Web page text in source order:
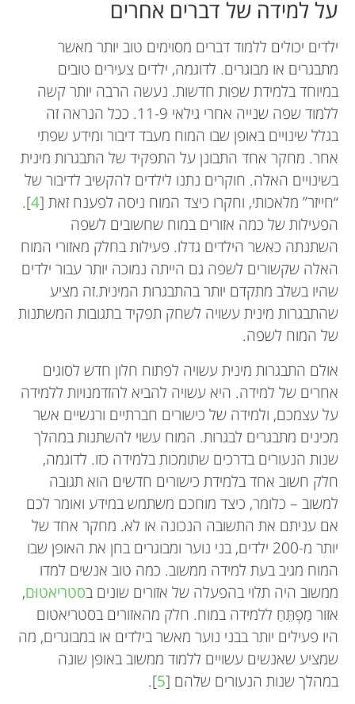
Marjolein E. A. Barendse
אני חוקרת פוסט-דוקטורנטית בתחום מדעי המוח
החברתיים-ההתפתחותיים באוניברסיטת אורגון. לפני
שהתחלתי לעבוד באורגון, למדתי בהולנד ובאוסטרליה.
אני מרותקת מהאופן שבו המוח עובד, וכיצד התבגרות
מינית עובדת, וכל הדברים שמשפיעים על התפתחות
המוח אצל ילדים ונערים. בזמני הפנוי אני אוהבת
לטפס על סלעים ולטייל למקומות שאף פעם לא הייתי
בהם קודם. *barendse@uoregon.edu
Theresa W. Cheng
אני לומדת פסיכולוגיה ומדעי המוח במדינת אורגון
היפה. בעבודתי, אני מפענחת כיצד התבגרות מינית,
סטרס וחוויות חברתיות משנות את מוחם של מתבגרים.
בעבר הייתי מורה למדעים בחטיבת ביניים ובבית ספר
תיכון, ואחד החלקים הטובים ביותר בעבודה שלי היה
לדבר עם אנשים על מדע. כשאיני חוקרת אני אוהבת
לבשל, לרקוד ולטפס. עבור פרויקט המדעים שלי
בכיתה ח ניסיתי להראות כי המזון שהוגש בקפיטריה
שלנו לא היה חוקי – במילים אחרות, לא היה מספיק
מזין ביחס לחוקים הפדרליים!
Jennifer H. Pfeifer
אני חוקרת כיצד השינויים המרכזיים שמתבגרים חווים
במוח, בגוף ובעולמות החברתיים שלהם קשורים
לרווחתם. אני מתמקדת בזמנים שבהם הרבה שינויים
מתרחשים בבת אחת – כמו כאשר אתם מתחילים את
ההתבגרות המינית והולכים לחטיבת הביניים, או כאשר
אתם מסיימים תיכון ומתחילים אוניברסיטה או עבודה.
מעברי המפתח האלה יכולים להיות קשים, אולם הם
הזדמנויוית מצוינות להוביל אנשים צעירים לנתיבים
חיוביים. אני אוהבת לנגן על פסנתר או לחפש אבני חן
בחוף.
Benjamin
גיל: 11
הנושאים האהובים עליי בבית הספר הם מתמטיקה
ואנגלית מאחר שאני אוהב ללמוד מידע חדש ולהיות
מאותגר. הפעילות החוץ-לימודית שאני הכי נהנה
ממנה היא כדור-מים מאחר שאני אוהב לעבוד בקבוצה,
וכך הכרתי הרבה חברים חדשים. מאז שראיתי תא מוח
חי יוֹרֶה באוקספורד, אני עובד לקראת מטרתי להיות
רופא. עשיתי זאת על ידי קריאת מאמרים רבים
והקשבה להרצאות. אני גם אוהב כלבים.
על למידה של דברים אחרים
ילדים יכולים ללמוד דברים מסוימים טוב יותר מאשר
מתבגרים או מבוגרים. לדוגמה, ילדים צעירים טובים
במיוחד בלמידת שפות חדשות. נעשה הרבה יותר קשה
ללמוד שפה שנייה אחרי גילאי 11-9. ככל הנראה זה
בגלל שינויים באופן שבו המוח מעבד דיבור ומידע שפתי
אחר. מחקר אחד התבונן על התפקיד של התבגרות מינית
בשינויים האלה. חוקרים נתנו לילדים להקשיב לדיבור של
“חייזר” מלאכותי, וחקרו כיצד המוח ניסה לפענח זאת [4
].
הפעילות של כמה אזורים במוח שחשובים לשפה
השתנתה כאשר הילדים גדלו. פעילות בחלק מאזורי המוח
האלה שקשורים לשפה גם הייתה נמוכה יותר עבור ילדים
שהיו בשלב מתקדם יותר בהתבגרות המינית.זה מציע
שהתבגרות מינית עשויה לשחק תפקיד בתגובות המשתנות
של המוח לשפה.
אולם התבגרות מינית עשויה לפתוח חלון חדש לסוגים
אחרים של למידה. היא עשויה להביא להזדמנויות ללמידה
על עצמכם, ולמידה של כישורים חברתיים ורגשיים אשר
מכינים מתבגרים לבגרות. המוח עשוי להשתנות במהלך
שנות הנעורים בדרכים שתומכות בלמידה כזו. לדוגמה,
חלק חשוב אחד בלמידת כישורים חדשים הוא תגובה
למשוב – כלומר, כיצד מוחכם משתמש במידע ואומר לכם
אם עניתם את התשובה הנכונה או לא. מחקר אחד של
יותר מ-200 ילדים, בני נוער ומבוגרים בחן את האופן שבו
המוח מגיב בעת למידה ממשוב. כמה טוב אנשים למדו
ממשוב היה תלוי בהפעלה של אזורים שונים בסטריאטוּם,
אזור מַפְתֵּחַ ללמידה במוח. חלק מהאזורים בסטריאטום
היו פעילים יותר בבני נוער מאשר בילדים או במבוגרים, מה
שמציע שאנשים עשויים ללמוד ממשוב באופן שונה
במהלך שנות הנעורים שלהם [5
].